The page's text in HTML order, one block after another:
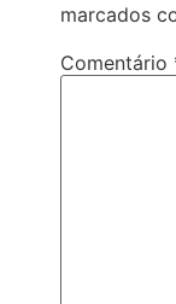
marcados
Comentário